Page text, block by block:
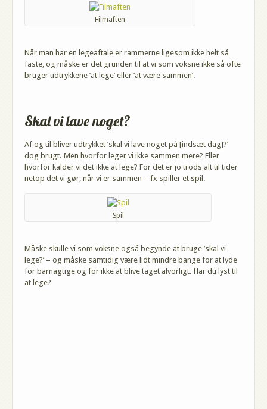
Filmaften
Når man har en legeaftale er rammerne ligesom ikke helt så
faste, og måske er det grunden til at vi som voksne ikke så ofte
bruger udtrykkene ’at lege’ eller ’at være sammen’.
Skal vi lave noget?
Af og til bliver udtrykket ’skal vi lave noget på [indsæt dag]?’
dog brugt. Men hvorfor leger vi ikke sammen mere? Eller
hvorfor kalder vi det ikke at lege? For det er jo trods alt til tider
netop det vi gør, når vi er sammen – fx spiller et spil.
Spil
Måske skulle vi som voksne også begynde at bruge ’skal vi
lege?’ – og måske samtidig være lidt mindre bange for at lyde
for barnagtige og for ikke at blive taget alvorligt. Har du lyst til
at lege?